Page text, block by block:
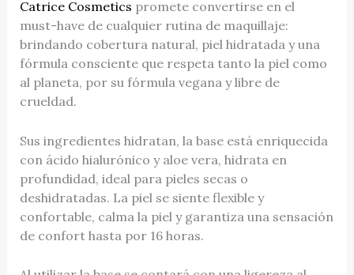
Catrice Cosmetics promete convertirse en el
must-have de cualquier rutina de maquillaje:
brindando cobertura natural, piel hidratada y una
fórmula consciente que respeta tanto la piel como
al planeta, por su fórmula vegana y libre de
crueldad.
Sus ingredientes hidratan, la base está enriquecida
con ácido hialurónico y aloe vera, hidrata en
profundidad, ideal para pieles secas o
deshidratadas. La piel se siente flexible y
confortable, calma la piel y garantiza una sensación
de confort hasta por 16 horas.